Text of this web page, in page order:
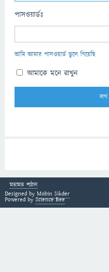
পাসওয়ার্ডঃ
আমি আমার পাসওয়ার্ড ভুলে গিয়েছি
আমাকে মনে রাখুন
মতামত পাঠান
Designed by Mobin Sikder
Powered by Science Bee